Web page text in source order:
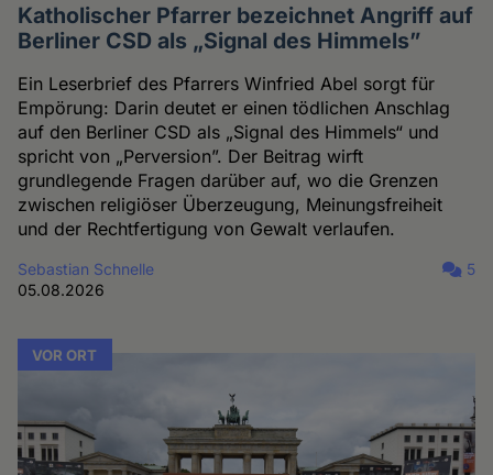
Katholischer Pfarrer bezeichnet Angriff auf
Berliner CSD als „Signal des Himmels”
Ein Leserbrief des Pfarrers Winfried Abel sorgt für
Empörung: Darin deutet er einen tödlichen Anschlag
auf den Berliner CSD als „Signal des Himmels“ und
spricht von „Perversion”. Der Beitrag wirft
grundlegende Fragen darüber auf, wo die Grenzen
zwischen religiöser Überzeugung, Meinungsfreiheit
und der Rechtfertigung von Gewalt verlaufen.
Sebastian Schnelle
05.08.2026
5
VOR ORT